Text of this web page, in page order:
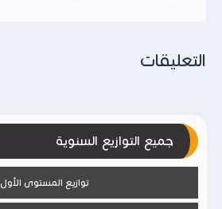
التعليقات
جميع التوازيع السنوية
توازيع المستوى الأول